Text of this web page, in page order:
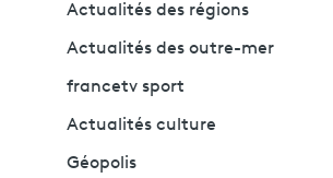
Actualités des régions
Actualités des outre-mer
francetv sport
Actualités culture
Géopolis